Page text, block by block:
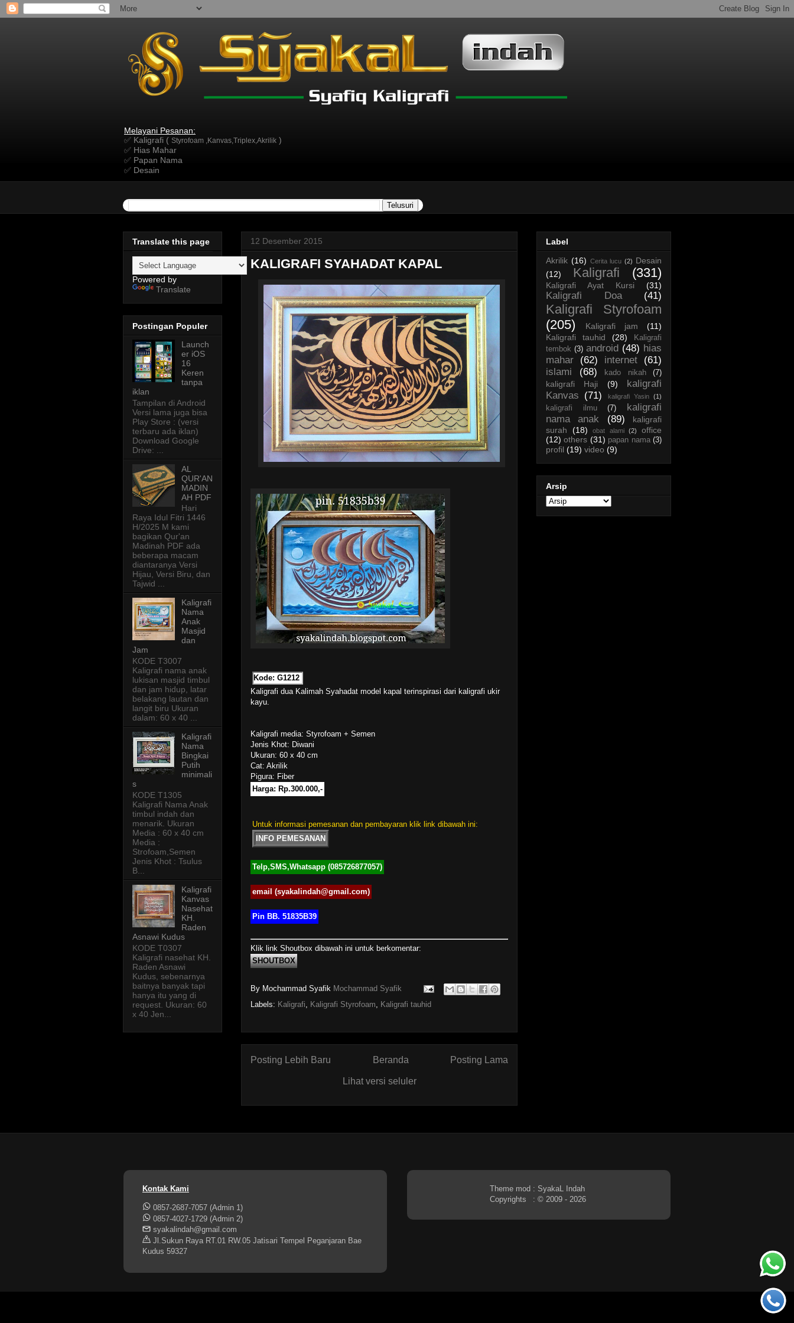
Melayani Pesanan:
✅ Kaligrafi ( Styrofoam ,Kanvas,Triplex,Akrilik )
✅ Hias Mahar
✅ Papan Nama
✅ Desain
12 Desember 2015
KALIGRAFI SYAHADAT KAPAL
Kode: G1212
Kaligrafi dua Kalimah Syahadat model kapal terinspirasi dari kaligrafi ukir
kayu.
Kaligrafi media: Styrofoam + Semen
Jenis Khot: Diwani
Ukuran: 60 x 40 cm
Cat: Akrilik
Pigura: Fiber
Harga: Rp.300.000,-
Untuk informasi pemesanan dan pembayaran klik link dibawah ini:
INFO PEMESANAN
Telp,SMS,Whatsapp (085726877057)
email (syakalindah@gmail.com)
Pin BB. 51835B39
Klik link Shoutbox dibawah ini untuk berkomentar:
SHOUTBOX
By Mochammad Syafik Mochammad Syafik
Labels: Kaligrafi, Kaligrafi Styrofoam, Kaligrafi tauhid
Posting Lebih Baru Posting Lama
Beranda
Lihat versi seluler
Translate this page
Powered by
Translate
Postingan Populer
Launch
er iOS
16
Keren
tanpa
iklan
Tampilan di Android
Versi lama juga bisa
Play Store : (versi
terbaru ada iklan)
Download Google
Drive: ...
AL
QUR'AN
MADIN
AH PDF
Hari
Raya Idul Fitri 1446
H/2025 M kami
bagikan Qur'an
Madinah PDF ada
beberapa macam
diantaranya Versi
Hijau, Versi Biru, dan
Tajwid ...
Kaligrafi
Nama
Anak
Masjid
dan
Jam
KODE T3007
Kaligrafi nama anak
lukisan masjid timbul
dan jam hidup, latar
belakang lautan dan
langit biru Ukuran
dalam: 60 x 40 ...
Kaligrafi
Nama
Bingkai
Putih
minimali
s
KODE T1305
Kaligrafi Nama Anak
timbul indah dan
menarik. Ukuran
Media : 60 x 40 cm
Media :
Strofoam,Semen
Jenis Khot : Tsulus
B...
Kaligrafi
Kanvas
Nasehat
KH.
Raden
Asnawi Kudus
KODE T0307
Kaligrafi nasehat KH.
Raden Asnawi
Kudus, sebenarnya
baitnya banyak tapi
hanya itu yang di
request. Ukuran: 60
x 40 Jen...
Label
Akrilik (16) Cerita lucu (2) Desain
(12)
Kaligrafi (331)
Kaligrafi Ayat Kursi (31)
Kaligrafi Doa (41)
Kaligrafi Styrofoam
(205)
Kaligrafi jam
(11)
Kaligrafi tauhid
(28)
Kaligrafi
tembok (3) android (48) hias
mahar
(62) internet
(61)
islami
(68) kado nikah (7)
kaligrafi Haji (9)
kaligrafi
Kanvas (71) kaligrafi Yasin (1)
kaligrafi ilmu (7)
kaligrafi
nama anak
(89)
kaligrafi
surah
(18) obat alami (2)
office
(12) others (31) papan nama (3)
profil (19) video (9)
Arsip
Kontak Kami
0857-2687-7057 (Admin 1)
0857-4027-1729 (Admin 2)
syakalindah@gmail.com
Jl.Sukun Raya RT.01 RW.05 Jatisari Tempel Peganjaran Bae
Kudus 59327
Theme mod
Copyrights
: SyakaL Indah
: © 2009 - 2026